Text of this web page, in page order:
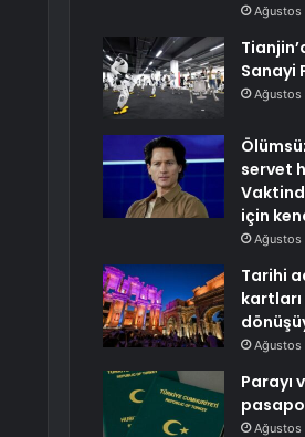
Ağustos
Sanayi
Ağustos
servet
için
Ağustos
Tarihi
Ağustos
Parayı
Ağustos